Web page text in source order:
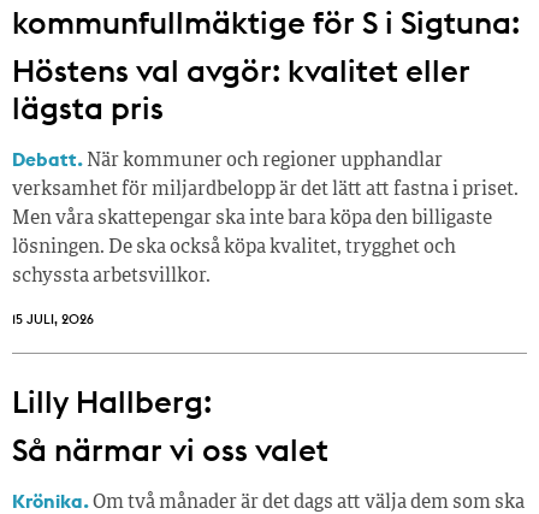
kommunfullmäktige för S i Sigtuna:
Höstens val avgör: kvalitet eller
lägsta pris
Debatt. När kommuner och regioner upphandlar
verksamhet för miljardbelopp är det lätt att fastna i priset.
Men våra skattepengar ska inte bara köpa den billigaste
lösningen. De ska också köpa kvalitet, trygghet och
schyssta arbetsvillkor.
15 JULI, 2026
Lilly Hallberg:
Så närmar vi oss valet
Krönika.Om två månader är det dags att välja dem som ska